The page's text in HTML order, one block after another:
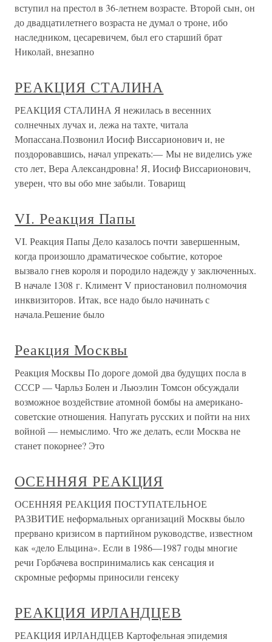
вступил на престол в 36-летнем возрасте. Второй сын, он
до двадцатилетнего возраста не думал о троне, ибо
наследником, цесаревичем, был его старший брат
Николай, внезапно
РЕАКЦИЯ СТАЛИНА
РЕАКЦИЯ СТАЛИНА Я нежилась в весенних
солнечных лучах и, лежа на тахте, читала
Мопассана.Позвонил Иосиф Виссарионович и, не
поздоровавшись, начал упрекать:— Мы не виделись уже
сто лет, Вера Александровна! Я, Иосиф Виссарионович,
уверен, что вы обо мне забыли. Товарищ
VI. Реакция Папы
VI. Реакция Папы Дело казалось почти завершенным,
когда произошло драматическое событие, которое
вызвало гнев короля и породило надежду у заключенных.
В начале 1308 г. Климент V приостановил полномочия
инквизиторов. Итак, все надо было начинать с
начала.Решение было
Реакция Москвы
Реакция Москвы По дороге домой два будущих посла в
СССР — Чарльз Болен и Льюэлин Томсон обсуждали
возможное воздействие атомной бомбы на американо-
советские отношения. Напугать русских и пойти на них
войной — немыслимо. Что же делать, если Москва не
станет покорнее? Это
ОСЕННЯЯ РЕАКЦИЯ
ОСЕННЯЯ РЕАКЦИЯ ПОСТУПАТЕЛЬНОЕ
РАЗВИТИЕ неформальных организаций Москвы было
прервано кризисом в партийном руководстве, известном
как «дело Ельцина». Если в 1986—1987 годы многие
речи Горбачева воспринимались как сенсация и
скромные реформы приносили генсеку
РЕАКЦИЯ ИРЛАНДЦЕВ
РЕАКЦИЯ ИРЛАНДЦЕВ Картофельная эпидемия